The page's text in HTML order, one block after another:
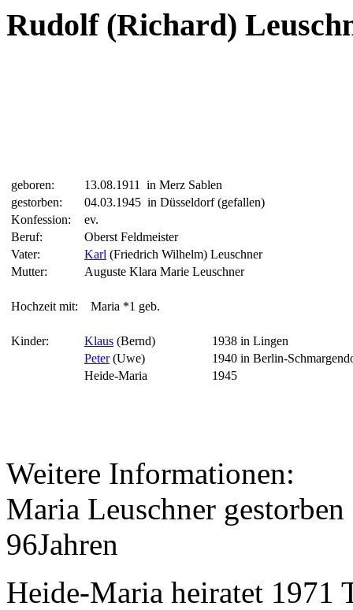
Rudolf (Richard)
geboren:
13.08.1911 in Merz Sablen
gestorben:
04.03.1945 in Düsseldorf (gefallen)
Konfession:
ev.
Beruf:
Oberst Feldmeister
Vater:
Karl (Friedrich Wilhelm) Leuschner
Mutter:
Auguste Klara Marie Leuschner
Hochzeit mit: Maria *1
Kinder: Klaus (Bernd)
1938 in Lingen
Peter(Uwe)
1940 in Berlin-
Heide-Maria
1945
Weitere Informationen:
Maria Leuschner
96Jahren
Heide-Maria heiratet 1971